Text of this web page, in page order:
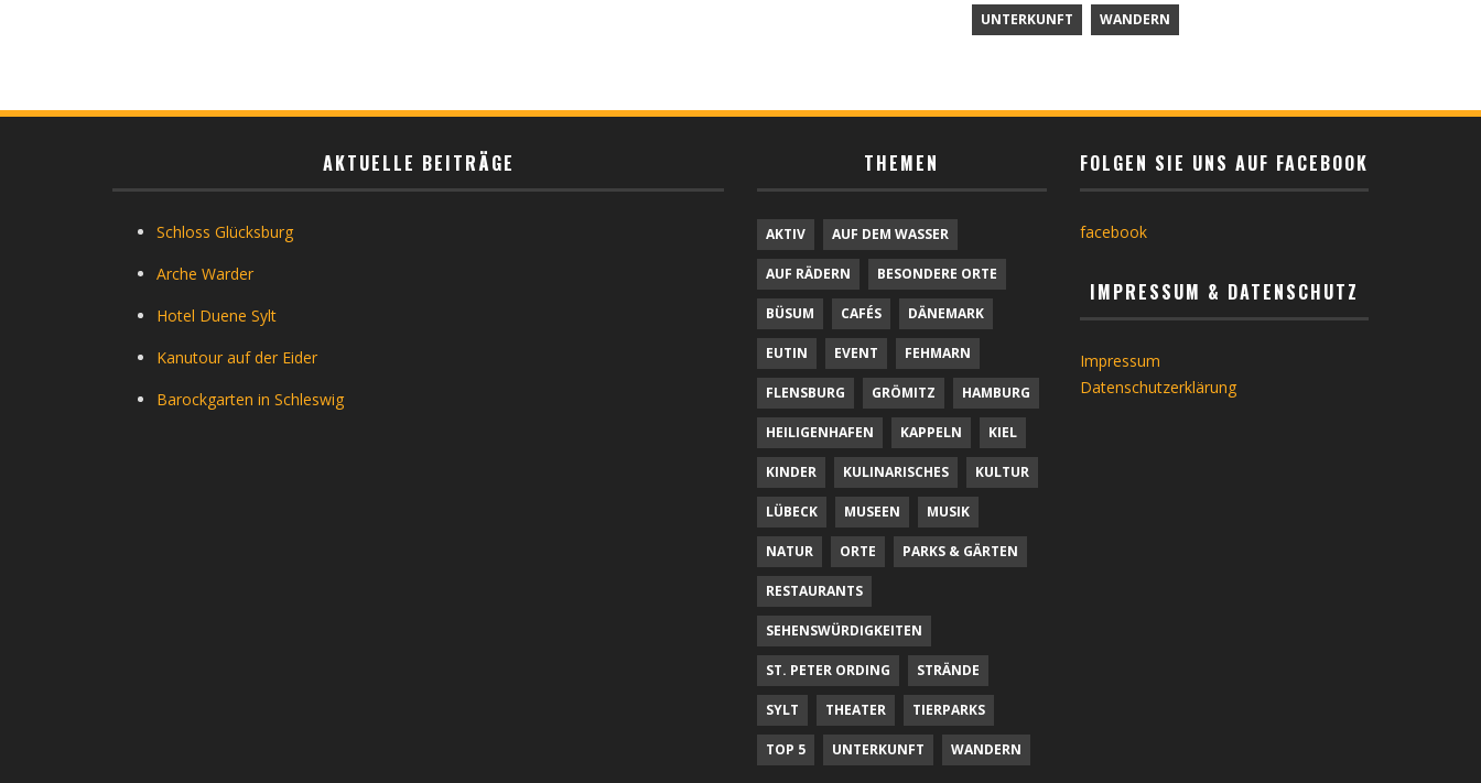
UNTERKUNFT WANDERN
AKTUELLE BEITRÄGE
Schloss Glücksburg
Arche Warder
Hotel Duene Sylt
Kanutour auf der Eider
Barockgarten in Schleswig
THEMEN
AKTIV AUF DEM WASSER
AUF RÄDERN BESONDERE ORTE
BÜSUM CAFÉS DÄNEMARK
EUTIN EVENT FEHMARN
FLENSBURG GRÖMITZ HAMBURG
HEILIGENHAFEN KAPPELN KIEL
KINDER KULINARISCHES KULTUR
LÜBECK MUSEEN MUSIK
NATUR ORTE PARKS & GÄRTEN
RESTAURANTS
SEHENSWÜRDIGKEITEN
ST. PETER ORDING STRÄNDE
SYLT THEATER TIERPARKS
TOP 5 UNTERKUNFT WANDERN
FOLGEN SIE UNS AUF FACEBOOK
facebook
IMPRESSUM & DATENSCHUTZ
Impressum
Datenschutzerklärung